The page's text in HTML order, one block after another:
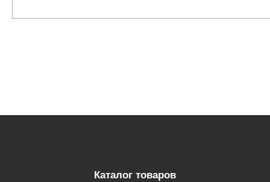
Каталог товаров